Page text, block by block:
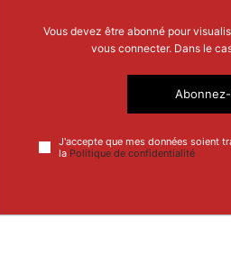
Vous devez être abonné pour
vous connecter. Dans le
J'accepte que mes données soient
la Politique de confidentialité